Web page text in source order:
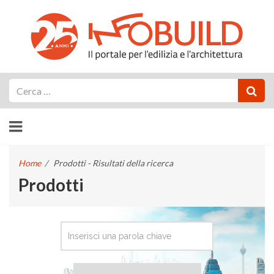
Home / Prodotti - Risultati della ricerca
Prodotti